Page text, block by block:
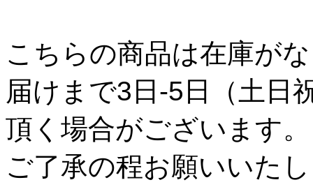
こちらの商品は在庫が
届けまで3日-5日（土日
頂く場合がございます。
ご了承の程お願いいた